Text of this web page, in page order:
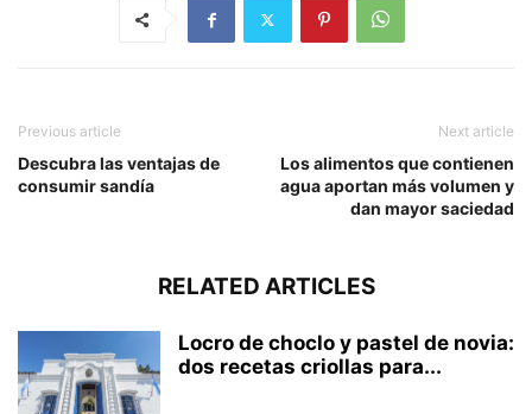
Previous article
Descubra las ventajas de
consumir sandía
Next article
Los alimentos que contienen
agua aportan más volumen y
dan mayor saciedad
RELATED ARTICLES
Locro de choclo y pastel de novia:
dos recetas criollas para...